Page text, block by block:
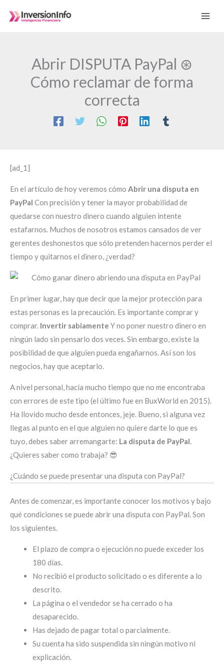
Abrir DISPUTA PayPal ⊛
Cómo reclamar de forma
correcta
[ad_1]
En el artículo de hoy veremos cómo Abrir una disputa en
PayPal Con precisión y tener la mayor probabilidad de
quedarse con nuestro dinero cuando alguien intente
estafarnos. Muchos de nosotros estamos cansados ​​de ver
gerentes deshonestos que sólo pretenden hacernos perder el
tiempo y quitarnos el dinero, ¿verdad?
En primer lugar, hay que decir que la mejor protección para
estas personas es la precaución. Es importante comprar y
comprar. Invertir sabiamente Y no poner nuestro dinero en
ningún lado sin pensarlo dos veces. Sin embargo, existe la
posibilidad de que alguien pueda engañarnos. Así son los
negocios, hay que aceptarlo.
A nivel personal, hacía mucho tiempo que no me encontraba
con errores de este tipo (el último fue en BuxWorld en 2015).
Ha llovido mucho desde entonces, jeje. Bueno, si alguna vez
llegas al punto en el que alguien no quiere darte lo que es
tuyo, debes saber arremangarte: La disputa de PayPal
¿Quieres saber como trabaja? 😎
¿Cuándo se puede presentar una disputa con PayPal?
Antes de comenzar, es importante conocer los motivos y bajo
qué condiciones se puede abrir una disputa con PayPal. Son
los siguientes.
El plazo de compra o ejecución no puede exceder los
180 días.
No recibió el producto solicitado o es diferente a lo
descrito.
La página o el vendedor se ha cerrado o ha
desaparecido.
Has dejado de pagar total o parcialmente.
Su cuenta ha sido suspendida sin ningún motivo ni
explicación.